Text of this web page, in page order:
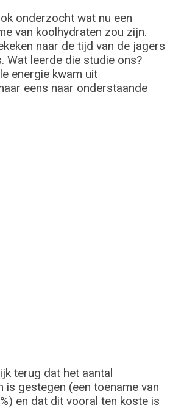
onderzocht wat nu een
van koolhydraten zou zijn.
naar de tijd van de jagers
Wat leerde die studie ons?
energie kwam uit
eens naar onderstaande
terug dat het aantal
is gestegen (een toename van
en dat dit vooral ten koste is